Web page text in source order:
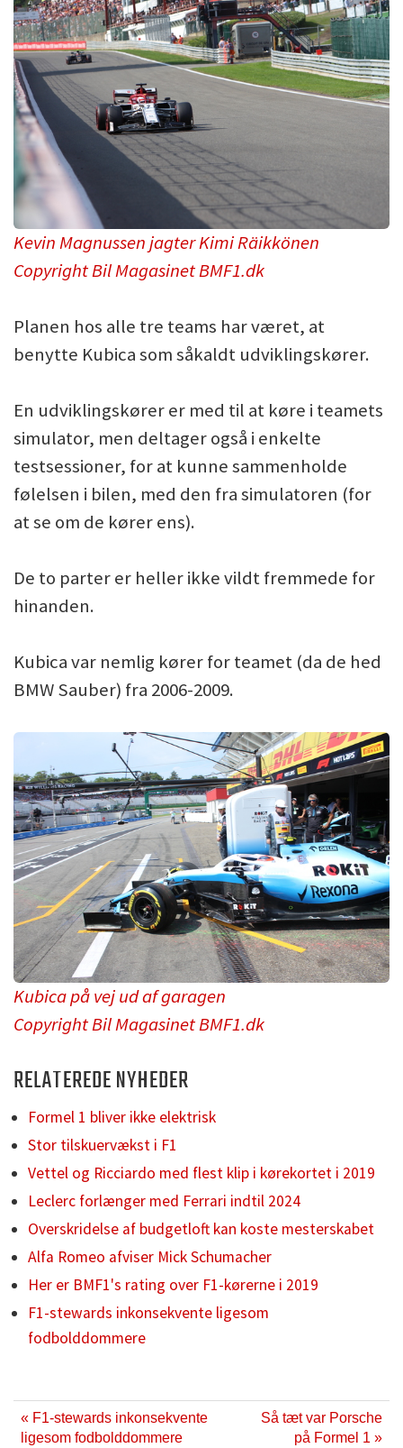
Kevin Magnussen jagter Kimi Räikkönen
Copyright Bil Magasinet BMF1.dk
Planen hos alle tre teams har været, at
benytte Kubica som såkaldt udviklingskører.
En udviklingskører er med til at køre i teamets
simulator, men deltager også i enkelte
testsessioner, for at kunne sammenholde
følelsen i bilen, med den fra simulatoren (for
at se om de kører ens).
De to parter er heller ikke vildt fremmede for
hinanden.
Kubica var nemlig kører for teamet (da de hed
BMW Sauber) fra 2006-2009.
Kubica på vej ud af garagen
Copyright Bil Magasinet BMF1.dk
RELATEREDE NYHEDER
Formel 1 bliver ikke elektrisk
Stor tilskuervækst i F1
Vettel og Ricciardo med flest klip i kørekortet i 2019
Leclerc forlænger med Ferrari indtil 2024
Overskridelse af budgetloft kan koste mesterskabet
Alfa Romeo afviser Mick Schumacher
Her er BMF1's rating over F1-kørerne i 2019
F1-stewards inkonsekvente ligesom
fodbolddommere
« F1-stewards inkonsekvente
ligesom fodbolddommere
Så tæt var Porsche
på Formel 1 »